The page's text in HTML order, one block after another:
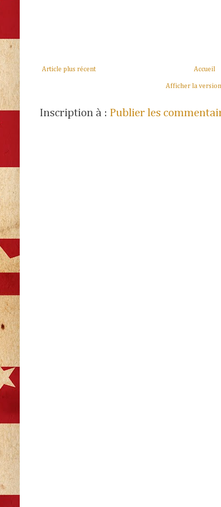
Article plus récent Accueil
Afficher la
Inscription à : Publier les